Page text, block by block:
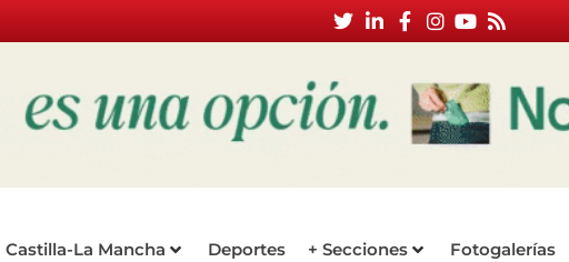
Castilla-La Mancha Deportes + Secciones Fotogalerías